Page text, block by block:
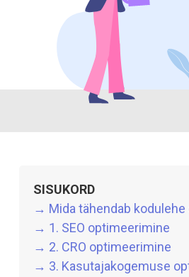
SISUKORD
→ Mida tähendab
→ 1. SEO optimeerimine
→ 2. CRO optimeerimine
→ 3. Kasutajakogemuse